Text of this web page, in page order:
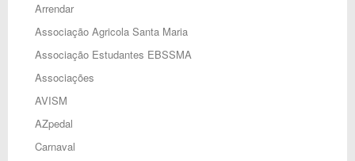
Arrendar
Associação Agricola Santa Maria
Associação Estudantes EBSSMA
Associações
AVISM
AZpedal
Carnaval